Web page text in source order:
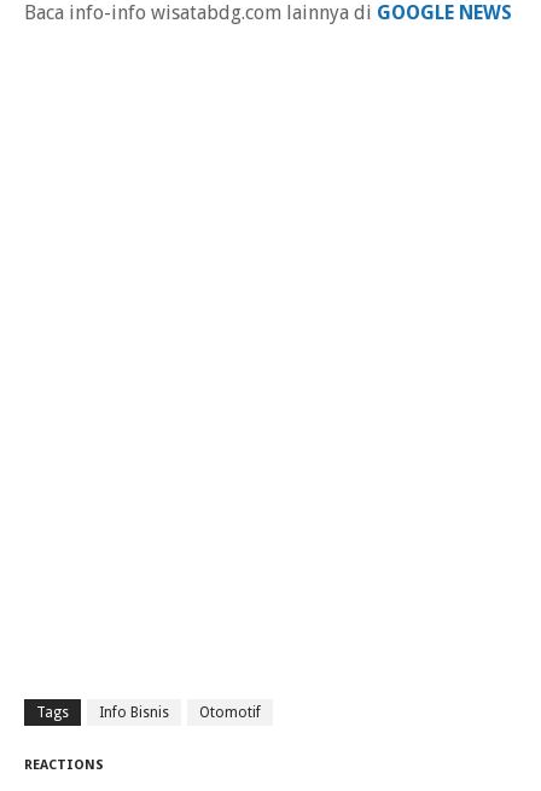
Baca info-info wisatabdg.com lainnya di GOOGLE NEWS
Tags Info Bisnis Otomotif
REACTIONS